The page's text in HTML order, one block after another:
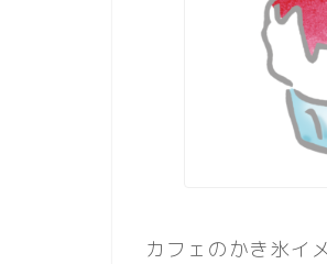
カフェのかき氷イ